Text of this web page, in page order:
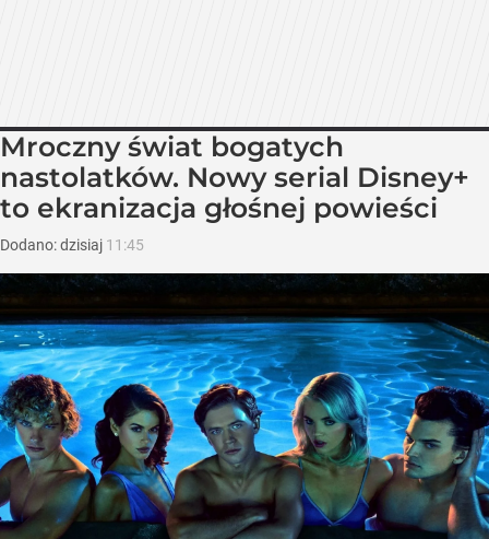
Mroczny świat bogatych
nastolatków. Nowy serial Disney+
to ekranizacja głośnej powieści
Dodano:dzisiaj 11:45